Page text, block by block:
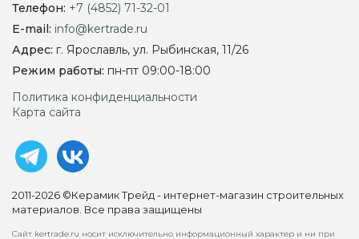
Телефон: +7 (4852) 71-32-01
E-mail: info@kertrade.ru
Адрес: г. Ярославль, ул. Рыбинская, 11/26
Режим работы: пн-пт 09:00-18:00
Политика конфиденциальности
Карта сайта
2011-2026 ©Керамик Трейд - интернет-магазин строительных
материалов. Все права защищены
Сайт kertrade.ru носит исключительно информационный характер и ни при